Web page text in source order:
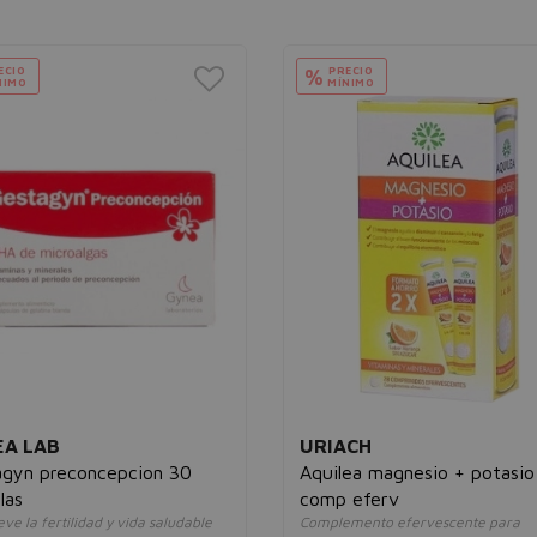
LAB
preconcepcion 30
la fertilidad y vida saludable
% PRECIO
MÍNIMO
URIACH
Aquilea magnesio +
comp eferv
Complemento efervescente para